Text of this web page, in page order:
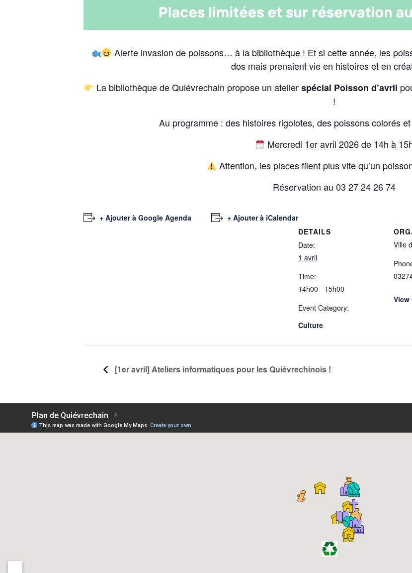
Alerte invasion de poissons… à la bibliothèque ! Et si cette année, les
dos mais prenaient vie en histoires et en
La bibliothèque de Quiévrechain propose un atelierspécial Poisson d’avril
!
Au programme : des histoires rigolotes, des poissons colorés
Mercredi 1er avril 2026 de 14h à
Attention, les places filent plus vite qu’un
Réservation au 03 27 24 26 74
+ Ajouter à Google Agenda
+ Ajouter à iCalendar
DETAILS
Date:
1 avril
Time:
14h00 - 15h00
Event Category:
Culture
Ville
View
[1er avril] Ateliers informatiques pour les Quiévrechinois !